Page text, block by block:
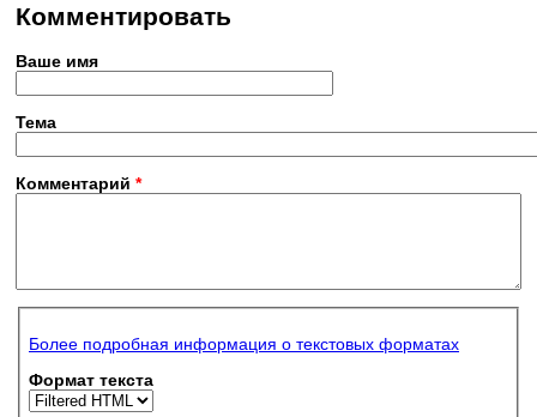
Комментировать
Ваше имя
Тема
Комментарий *
Более подробная информация о текстовых форматах
Формат текста